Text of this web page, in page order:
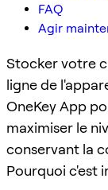
FAQ
Agir
Stocker votre
ligne de
OneKey App
maximiser le
conservant la
Pourquoi c'est